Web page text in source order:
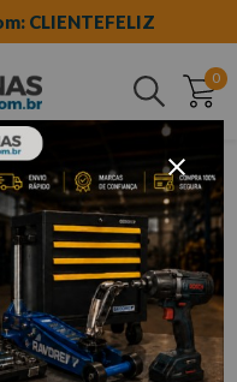
CLIENTEFELIZ
0
Buscar
soquetes e acessórios